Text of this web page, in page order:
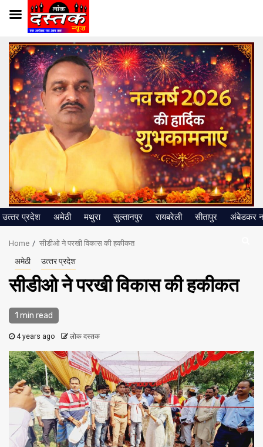
Skip
content
उत्‍तर प्रदेश अमेठी मथुरा सुल्तानपुर रायबरेली सीतापुर अंबेडकर
Home सीडीओ ने परखी विकास की हकीकत
अमेठी उत्‍तर प्रदेश
सीडीओ ने परखी विकास की हकीकत
1 min read
4 years ago लोक दस्तक